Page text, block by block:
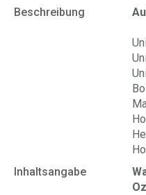
Beschreibung
Inhaltsangabe